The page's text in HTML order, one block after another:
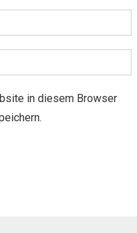
in diesem Browser